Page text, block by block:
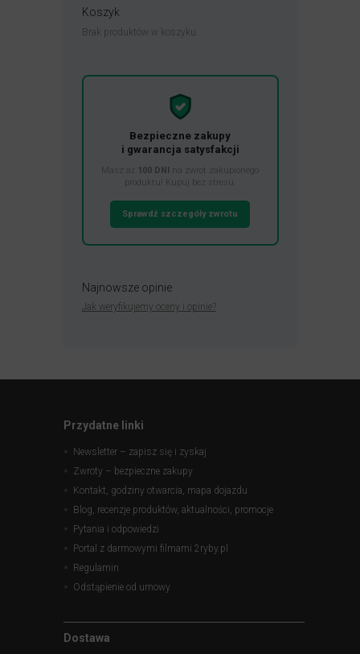
Koszyk
Brak produktów w koszyku.
Bezpieczne zakupy
i gwarancja satysfakcji
Masz aż 100 DNI na zwrot zakupionego
produktu! Kupuj bez stresu.
Sprawdź szczegóły zwrotu
Najnowsze opinie
Jak weryfikujemy oceny i opinie?
Przydatne linki
Newsletter – zapisz się i zyskaj
Zwroty – bezpieczne zakupy
Kontakt, godziny otwarcia, mapa dojazdu
Blog, recenzje produktów, aktualności, promocje
Pytania i odpowiedzi
Portal z darmowymi filmami 2ryby.pl
Regulamin
Odstąpienie od umowy
Dostawa